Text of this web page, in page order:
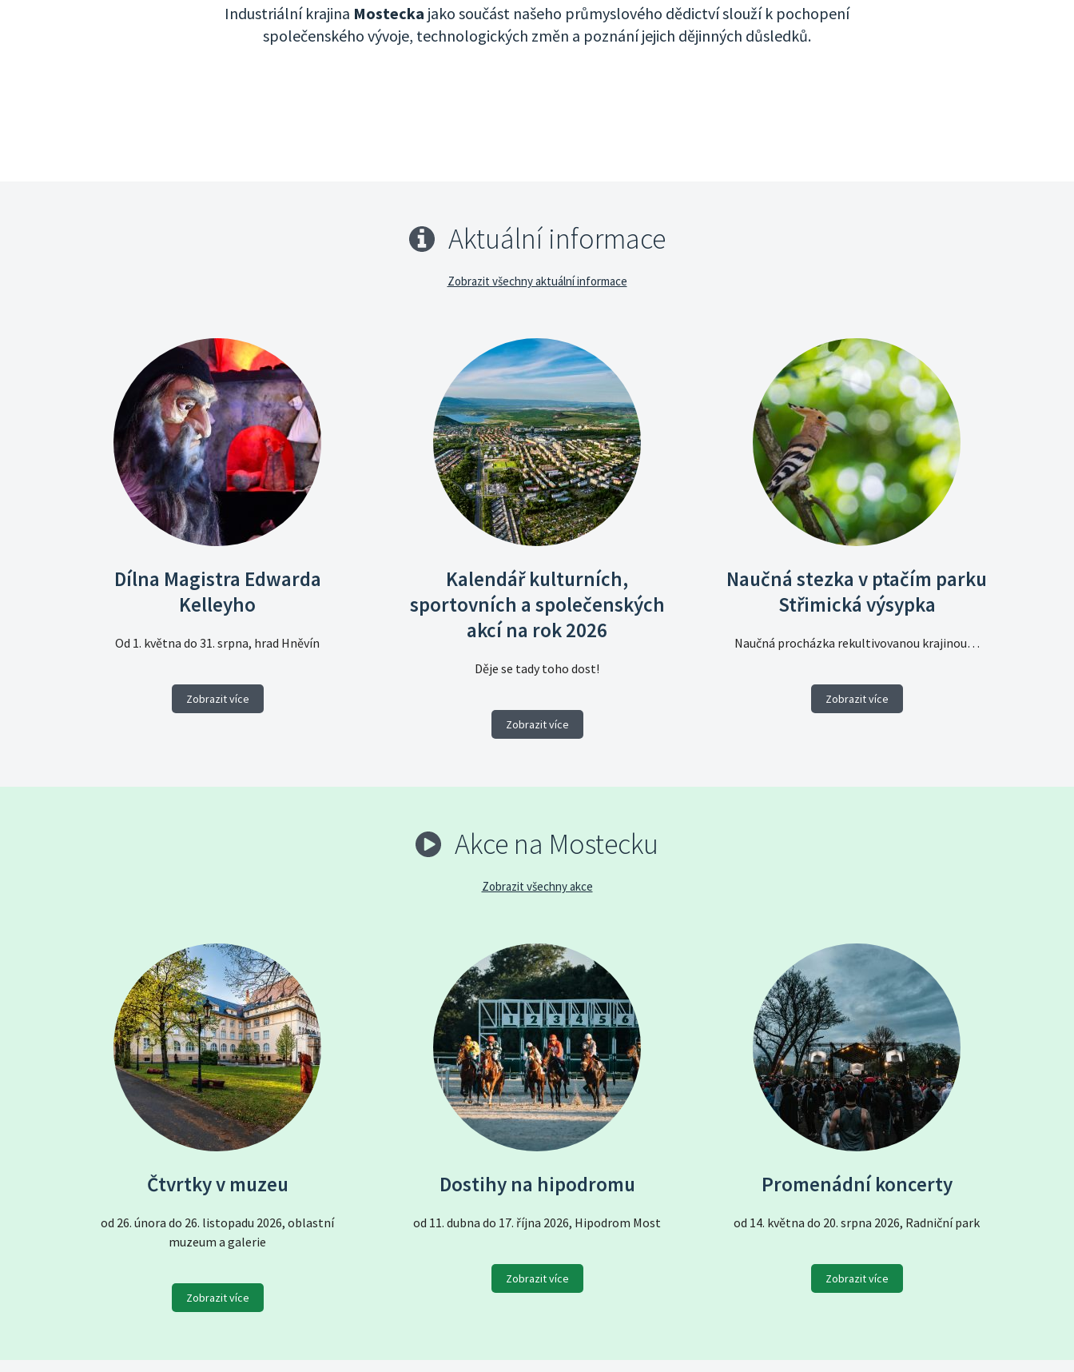
Industriální krajina Mostecka jako součást našeho průmyslového dědictví slouží k pochopení
společenského vývoje, technologických změn a poznání jejich dějinných důsledků.
Aktuální informace
Zobrazit všechny aktuální informace
Dílna Magistra Edwarda
Kelleyho
Od 1. května do 31. srpna, hrad Hněvín
Zobrazit více
Kalendář kulturních,
sportovních a společenských
akcí na rok 2026
Děje se tady toho dost!
Zobrazit více
Naučná stezka v ptačím parku
Střimická výsypka
Naučná procházka rekultivovanou krajinou…
Zobrazit více
Akce na Mostecku
Zobrazit všechny akce
Čtvrtky v muzeu
od 26. února do 26. listopadu 2026, oblastní
muzeum a galerie
Zobrazit více
Dostihy na hipodromu
od 11. dubna do 17. října 2026, Hipodrom Most
Zobrazit více
Promenádní koncerty
od 14. května do 20. srpna 2026, Radniční park
Zobrazit více